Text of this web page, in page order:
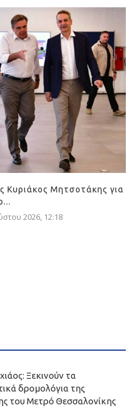
Μητσοτάκης για
2026, 12:18
Ξεκινούν τα
δρομολόγια της
του Μετρό Θεσσαλονίκης